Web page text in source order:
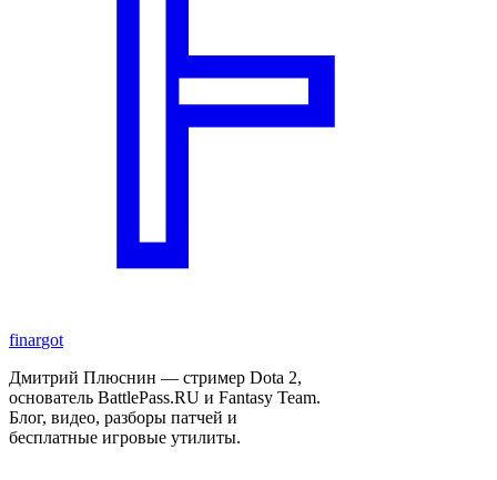
finargot
Дмитрий Плюснин — стример Dota 2,
основатель BattlePass.RU и Fantasy Team.
Блог, видео, разборы патчей и
бесплатные игровые утилиты.